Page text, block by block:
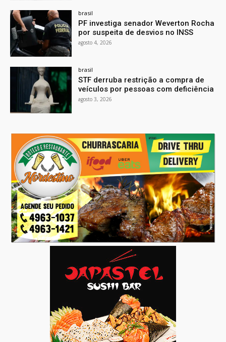
brasil
PF investiga senador Weverton Rocha
por suspeita de desvios no INSS
agosto 4, 2026
brasil
STF derruba restrição a compra de
veículos por pessoas com deficiência
agosto 3, 2026